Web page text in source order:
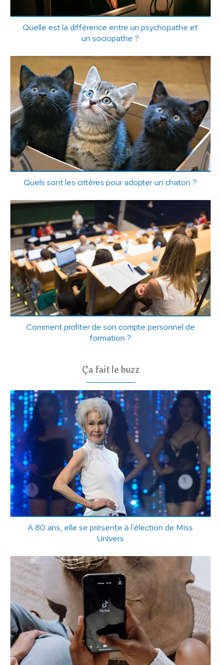
Quelle est la différence entre un psychopathe et
un sociopathe ?
Quels sont les critères pour adopter un chaton ?
Comment profiter de son compte personnel de
formation ?
Ça fait le buzz
A 80 ans, elle se présente à l'élection de Miss
Univers